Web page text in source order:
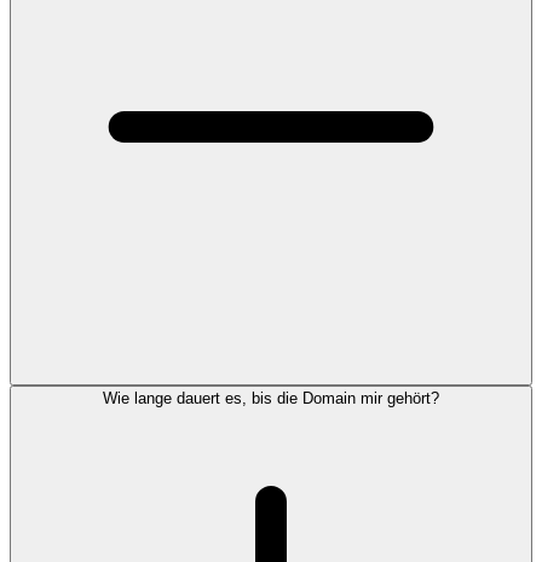
Wie lange dauert es, bis die Domain mir gehört?